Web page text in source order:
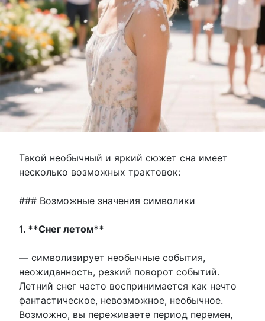
Такой необычный и яркий сюжет сна имеет
несколько возможных трактовок:
### Возможные значения символики
1. **Снег летом**
— символизирует необычные события,
неожиданность, резкий поворот событий.
Летний снег часто воспринимается как нечто
фантастическое, невозможное, необычное.
Возможно, вы переживаете период перемен,